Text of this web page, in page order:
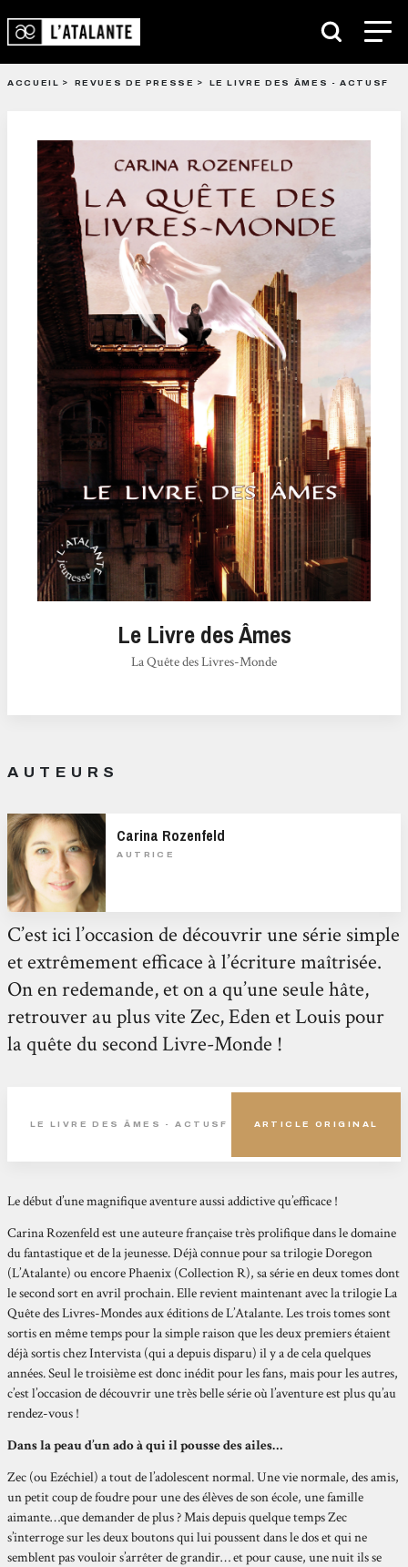
ACCUEIL REVUES DE PRESSE LE LIVRE DES ÂMES - ACTUSF
Le Livre des Âmes
La Quête des Livres-Monde
AUTEURS
Carina Rozenfeld
AUTRICE
C’est ici l’occasion de découvrir une série simple
et extrêmement efficace à l’écriture maîtrisée.
On en redemande, et on a qu’une seule hâte,
retrouver au plus vite Zec, Eden et Louis pour
la quête du second Livre-Monde !
LE LIVRE DES ÂMES - ACTUSF ARTICLE ORIGINAL
Le début d’une magnifique aventure aussi addictive qu’efficace !
Carina Rozenfeld est une auteure française très prolifique dans le domaine
du fantastique et de la jeunesse. Déjà connue pour sa trilogie Doregon
(L’Atalante) ou encore Phaenix (Collection R), sa série en deux tomes dont
le second sort en avril prochain. Elle revient maintenant avec la trilogie La
Quête des Livres-Mondes aux éditions de L’Atalante. Les trois tomes sont
sortis en même temps pour la simple raison que les deux premiers étaient
déjà sortis chez Intervista (qui a depuis disparu) il y a de cela quelques
années. Seul le troisième est donc inédit pour les fans, mais pour les autres,
c’est l’occasion de découvrir une très belle série où l’aventure est plus qu’au
rendez-vous !
Dans la peau d’un ado à qui il pousse des ailes…
Zec (ou Ezéchiel) a tout de l’adolescent normal. Une vie normale, des amis,
un petit coup de foudre pour une des élèves de son école, une famille
aimante…que demander de plus ? Mais depuis quelque temps Zec
s’interroge sur les deux boutons qui lui poussent dans le dos et qui ne
semblent pas vouloir s’arrêter de grandir… et pour cause, une nuit ils se